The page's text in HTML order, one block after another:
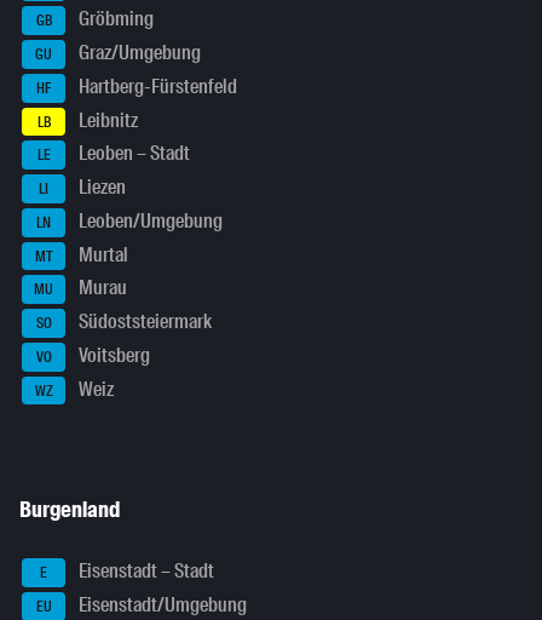
GB Gröbming
GU Graz/Umgebung
HF Hartberg-Fürstenfeld
LB Leibnitz
LE Leoben – Stadt
LI Liezen
LN Leoben/Umgebung
MT Murtal
MU Murau
SO Südoststeiermark
VO Voitsberg
WZ Weiz
Burgenland
E Eisenstadt – Stadt
EU Eisenstadt/Umgebung